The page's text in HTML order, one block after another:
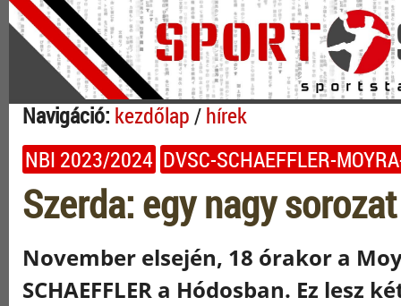
Navigáció: kezdőlap/hírek
NBI 2023/2024 DVSC-SCHAEFFLER-
Szerda: egy nagy
November elsején, 18 órakor a
SCHAEFFLER a Hódosban. Ez